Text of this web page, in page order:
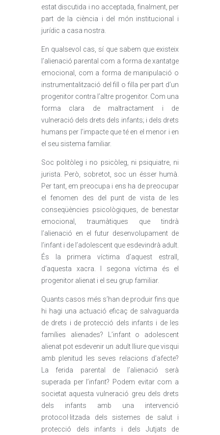
estat discutida i no acceptada, finalment, per
part de la ciència i del món institucional i
jurídic a casa nostra.
En qualsevol cas, sí que sabem que existeix
l’alienació parental com a forma de xantatge
emocional, com a forma de manipulació o
instrumentalització del fill o filla per part d’un
progenitor contra l’altre progenitor. Com una
forma clara de maltractament i de
vulneració dels drets dels infants; i dels drets
humans per l’impacte que té en el menor i en
el seu sistema familiar.
Soc politòleg i no psicòleg, ni psiquiatre, ni
jurista. Però, sobretot, soc un ésser humà.
Per tant, em preocupa i ens ha de preocupar
el fenomen des del punt de vista de les
conseqüències psicològiques, de benestar
emocional, traumàtiques que tindrà
l’alienació en el futur desenvolupament de
l’infant i de l’adolescent que esdevindrà adult.
És la primera víctima d’aquest estrall,
d’aquesta xacra. I segona víctima és el
progenitor alienat i el seu grup familiar.
Quants casos més s’han de produir fins que
hi hagi una actuació eficaç de salvaguarda
de drets i de protecció dels infants i de les
famílies alienades? L’infant o adolescent
alienat pot esdevenir un adult lliure que visqui
amb plenitud les seves relacions d’afecte?
La ferida parental de l’alienació serà
superada per l’infant? Podem evitar com a
societat aquesta vulneració greu dels drets
dels infants amb una intervenció
protocol·litzada dels sistemes de salut i
protecció dels infants i dels Jutjats de